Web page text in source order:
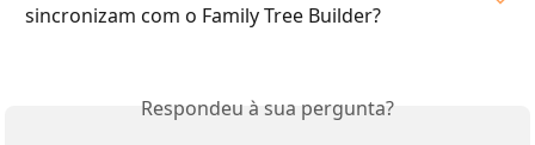
sincronizam com o Family Tree Builder?
Respondeu à sua pergunta?